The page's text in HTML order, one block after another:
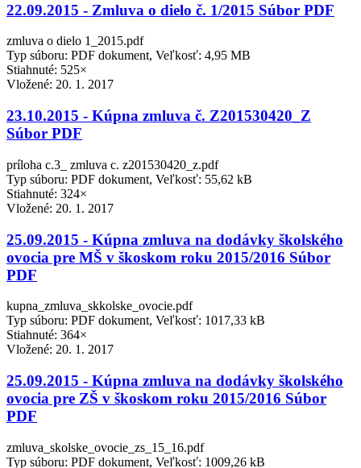
22.09.2015 - Zmluva o dielo č. 1/2015 Súbor PDF
zmluva o dielo 1_2015.pdf
Typ súboru: PDF dokument, Veľkosť: 4,95 MB
Stiahnuté: 525×
Vložené: 20. 1. 2017
23.10.2015 - Kúpna zmluva č. Z201530420_Z
Súbor PDF
príloha c.3_ zmluva c. z201530420_z.pdf
Typ súboru: PDF dokument, Veľkosť: 55,62 kB
Stiahnuté: 324×
Vložené: 20. 1. 2017
25.09.2015 - Kúpna zmluva na dodávky školského
ovocia pre MŠ v škoskom roku 2015/2016 Súbor
PDF
kupna_zmluva_skkolske_ovocie.pdf
Typ súboru: PDF dokument, Veľkosť: 1017,33 kB
Stiahnuté: 364×
Vložené: 20. 1. 2017
25.09.2015 - Kúpna zmluva na dodávky školského
ovocia pre ZŠ v škoskom roku 2015/2016 Súbor
PDF
zmluva_skolske_ovocie_zs_15_16.pdf
Typ súboru: PDF dokument, Veľkosť: 1009,26 kB